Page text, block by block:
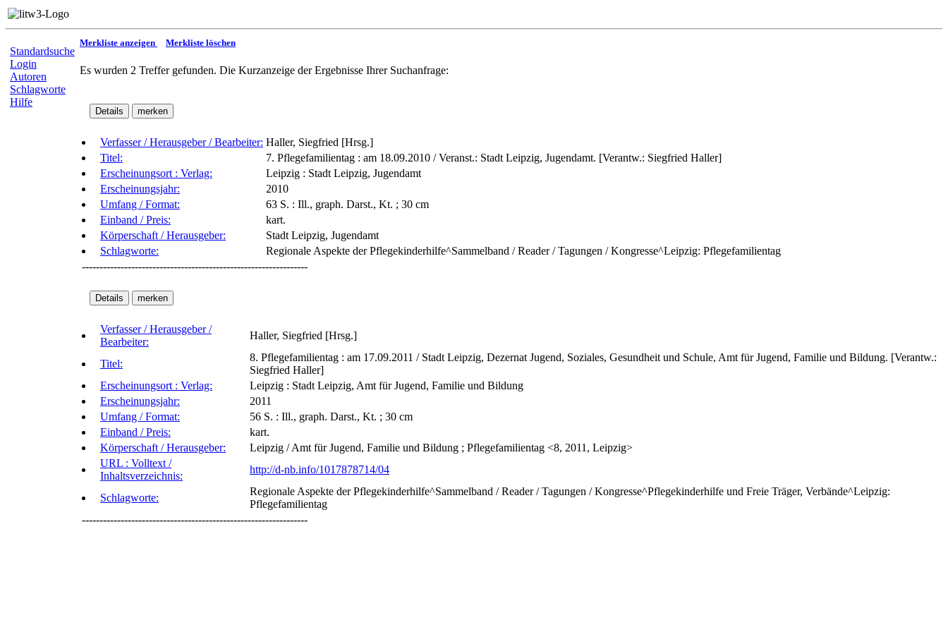
Standardsuche
Login
Autoren
Schlagworte
Hilfe
Merkliste anzeigen Merkliste löschen
Es wurden 2 Treffer gefunden. Die Kurzanzeige der Ergebnisse Ihrer Suchanfrage:
Verfasser / Herausgeber / Bearbeiter: Haller, Siegfried [Hrsg.]
Titel:
7. Pflegefamilientag : am 18.09.2010 / Veranst.: Stadt Leipzig, Jugendamt. [Verantw.: Siegfried Haller]
Erscheinungsort : Verlag:
Leipzig : Stadt Leipzig, Jugendamt
Erscheinungsjahr:
2010
Umfang / Format:
63 S. : Ill., graph. Darst., Kt. ; 30 cm
Einband / Preis:
kart.
Körperschaft / Herausgeber:
Stadt Leipzig, Jugendamt
Schlagworte:
Regionale Aspekte der Pflegekinderhilfe^Sammelband / Reader / Tagungen / Kongresse^Leipzig: Pflegefamilientag
----------------------------------------------------------------
Verfasser / Herausgeber /
Bearbeiter:
Haller, Siegfried [Hrsg.]
Titel:
8. Pflegefamilientag : am 17.09.2011 / Stadt Leipzig, Dezernat Jugend, Soziales, Gesundheit und Schule, Amt für Jugend, Familie und Bildung. [Verantw.:
Siegfried Haller]
Erscheinungsort : Verlag:
Leipzig : Stadt Leipzig, Amt für Jugend, Familie und Bildung
Erscheinungsjahr:
2011
Umfang / Format:
56 S. : Ill., graph. Darst., Kt. ; 30 cm
Einband / Preis:
kart.
Körperschaft / Herausgeber:
Leipzig / Amt für Jugend, Familie und Bildung ; Pflegefamilientag <8, 2011, Leipzig>
URL : Volltext /
Inhaltsverzeichnis:
http://d-nb.info/1017878714/04
Schlagworte:
Regionale Aspekte der Pflegekinderhilfe^Sammelband / Reader / Tagungen / Kongresse^Pflegekinderhilfe und Freie Träger, Verbände^Leipzig:
Pflegefamilientag
----------------------------------------------------------------